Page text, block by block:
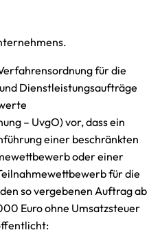
für die
Dienstleistungsaufträge
– UvgO) vor, dass ein
einer beschränkten
oder einer
für die
so vergebenen Auftrag ab
Euro ohne Umsatzsteuer